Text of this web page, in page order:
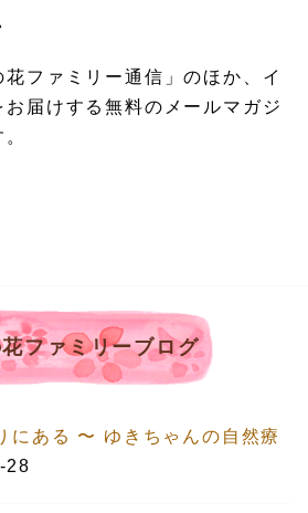
ファミリー通信」のほか、イ
届けする無料のメールマガジ
ファミリーブログ
にある 〜 ゆきちゃんの自然療
28